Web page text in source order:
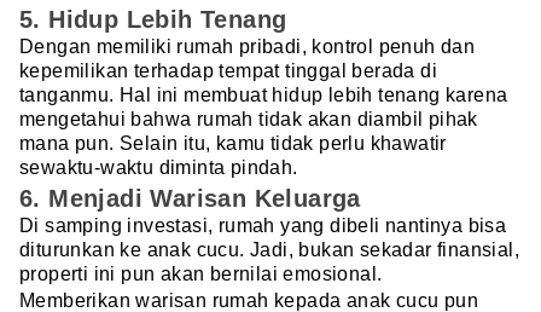
5. Hidup Lebih Tenang
Dengan memiliki rumah pribadi, kontrol penuh dan
kepemilikan terhadap tempat tinggal berada di
tanganmu. Hal ini membuat hidup lebih tenang karena
mengetahui bahwa rumah tidak akan diambil pihak
mana pun. Selain itu, kamu tidak perlu khawatir
sewaktu-waktu diminta pindah.
6. Menjadi Warisan Keluarga
Di samping investasi, rumah yang dibeli nantinya bisa
diturunkan ke anak cucu. Jadi, bukan sekadar finansial,
properti ini pun akan bernilai emosional.
Memberikan warisan rumah kepada anak cucu pun